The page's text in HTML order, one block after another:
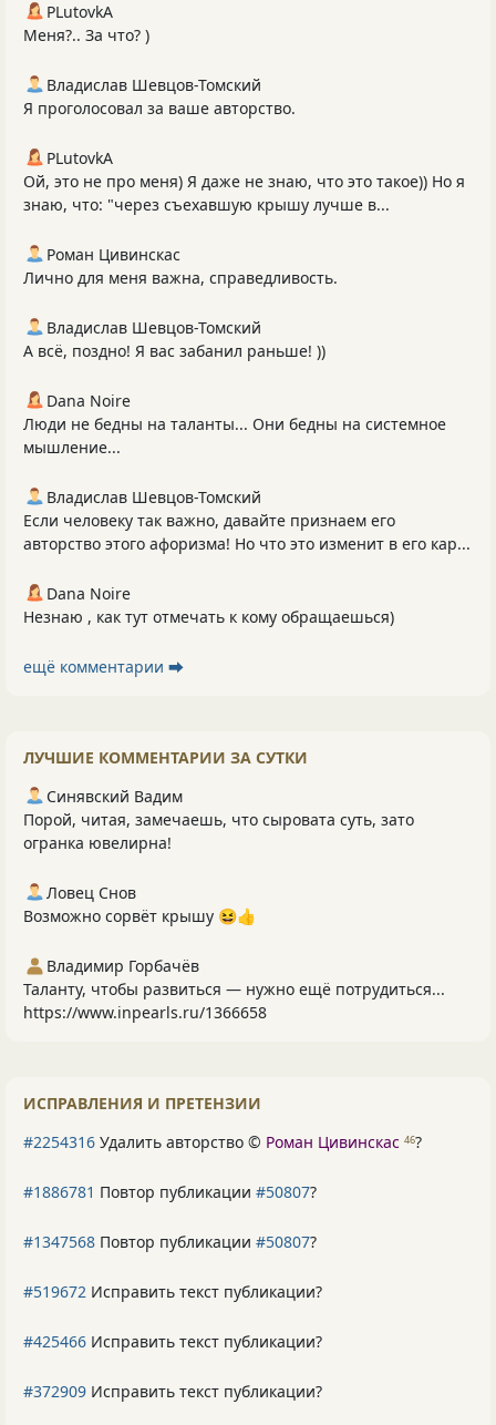
PLutоvkА
Меня?.. За что? )
Владислав Шевцов-Томский
Я проголосовал за ваше авторство.
PLutоvkА
Ой, это не про меня) Я даже не знаю, что это такое)) Но я
знаю, что: "через съехавшую крышу лучше в...
Роман Цивинскас
Лично для меня важна, справедливость.
Владислав Шевцов-Томский
А всё, поздно! Я вас забанил раньше! ))
Dana Noire
Люди не бедны на таланты... Они бедны на системное
мышление...
Владислав Шевцов-Томский
Если человеку так важно, давайте признаем его
авторство этого афоризма! Но что это изменит в его кар...
Dana Noire
Незнаю , как тут отмечать к кому обращаешься)
ещё комментарии ⮕
ЛУЧШИЕ КОММЕНТАРИИ ЗА СУТКИ
Синявский Вадим
Порой, читая, замечаешь, что сыровата суть, зато
огранка ювелирна!
Ловец Снов
Возможно сорвёт крышу 😆👍
Владимир Горбачёв
Таланту, чтобы развиться — нужно ещё потрудиться...
https://www.inpearls.ru/1366658
ИСПРАВЛЕНИЯ И ПРЕТЕНЗИИ
#2254316 Удалить авторство © Роман Цивинскас 46?
#1886781 Повтор публикации #50807?
#1347568 Повтор публикации #50807?
#519672 Исправить текст публикации?
#425466 Исправить текст публикации?
#372909 Исправить текст публикации?